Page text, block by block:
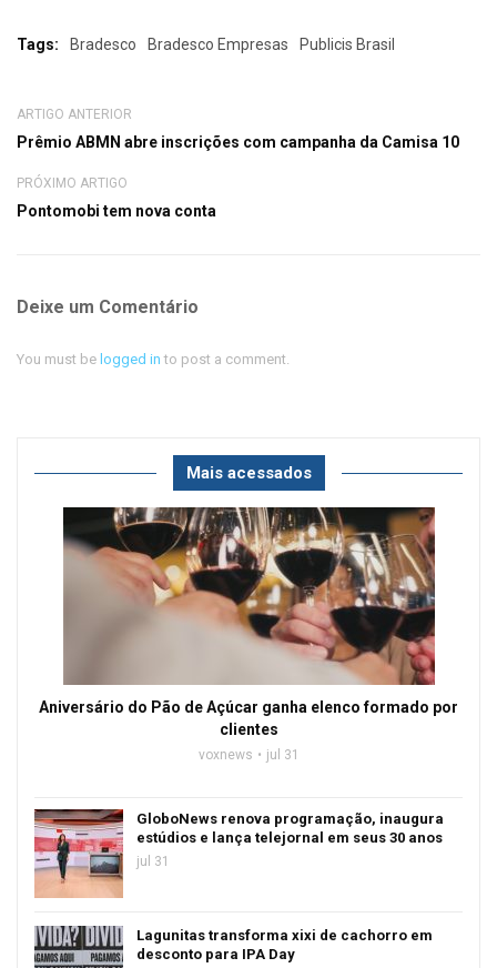
Tags: Bradesco Bradesco Empresas Publicis Brasil
ARTIGO ANTERIOR
Prêmio ABMN abre inscrições com campanha da Camisa 10
PRÓXIMO ARTIGO
Pontomobi tem nova conta
Deixe um Comentário
You must be logged in to post a comment.
Mais acessados
Aniversário do Pão de Açúcar ganha elenco formado por
clientes
voxnews jul 31
GloboNews renova programação, inaugura
estúdios e lança telejornal em seus 30 anos
jul 31
Lagunitas transforma xixi de cachorro em
desconto para IPA Day